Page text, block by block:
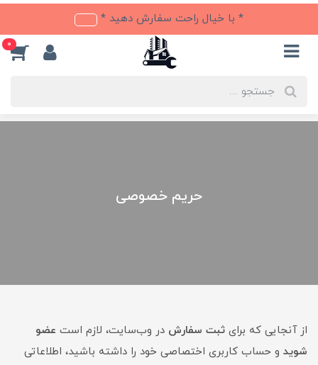
* با خیال راحت سفارش دهید *
0
حریم خصوصی
از آنجایی که برای ثبت سفارش در وب‌سایت، لازم است عضو
شوید و حساب کاربری اختصاصی خود را داشته باشید، اطلاعاتی